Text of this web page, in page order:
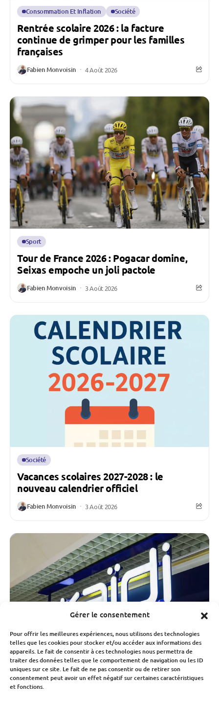
Gérer le consentement
Pour offrir les meilleures expériences, nous utilisons des technologies
telles que les cookies pour stocker et/ou accéder aux informations des
appareils. Le fait de consentir à ces technologies nous permettra de
traiter des données telles que le comportement de navigation ou les ID
uniques sur ce site. Le fait de ne pas consentir ou de retirer son
consentement peut avoir un effet négatif sur certaines caractéristiques
et fonctions.
Consommation Et Inflation Société
Rentrée scolaire 2026 : la facture
continue de grimper pour les familles
françaises
Fabien Monvoisin 4 Août 2026
Sport
Tour de France 2026 : Pogacar domine,
Seixas empoche un joli pactole
Fabien Monvoisin 3 Août 2026
Société
Vacances scolaires 2027-2028 : le
nouveau calendrier officiel
Fabien Monvoisin 3 Août 2026
Économie